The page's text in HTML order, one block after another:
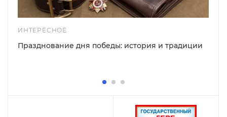
ИНТЕРЕСНОЕ
Празднование дня победы: история и традиции